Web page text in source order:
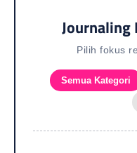
Journaling
Pilih fokus
Semua Kategori